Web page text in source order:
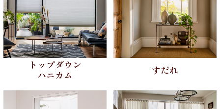
トップダウン
ハニカム
すだれ